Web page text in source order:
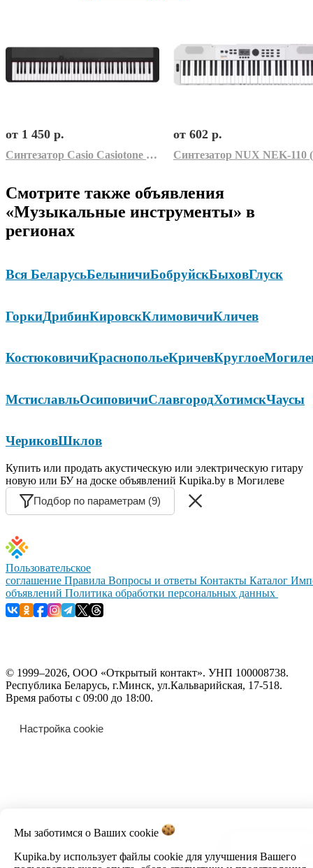
от 1 450 р.
Синтезатор Casio Casiotone CT-S1-76 (черный)
от 602 р.
Смотрите также объявления
«Музыкальные инструменты» в
регионах
Вся БеларусьБелыничиБобруйскБыховГлуск
ГоркиДрибинКировскКлимовичиКличев
КостюковичиКраснопольеКричевКруглое
МстиславльОсиповичиСлавгородХотимскЧаусы
ЧериковШклов
Купить или продать акустическую или электрическую гитару
новую или БУ на доске объявлений Kupika.by в Могилеве
Подбор по параметрам (9)
Мы заботимся о Ваших cookie
Kupika.by использует файлы cookie для улучшения Вашего
Пользовательское
соглашение Правила Вопросы и ответы Контакты Каталог
объявлений Политика обработки персональных данных
© 1999–2026, ООО «Открытый контакт». УНП 100008738.
Республика Беларусь, г.Минск, ул.Кальварийская, 17-518.
Время работы с 09:00 до 18:00.
Настройка cookie